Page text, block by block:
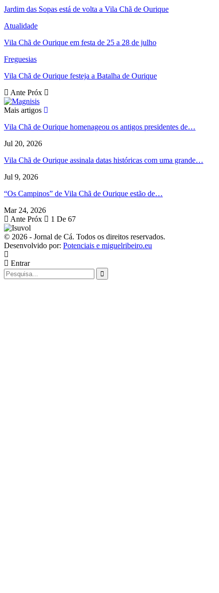
Jardim das Sopas está de volta a Vila Chã de Ourique
Atualidade
Vila Chã de Ourique em festa de 25 a 28 de julho
Freguesias
Vila Chã de Ourique festeja a Batalha de Ourique
Ante Próx
Mais artigos
Vila Chã de Ourique homenageou os antigos presidentes de…
Jul 20, 2026
Vila Chã de Ourique assinala datas históricas com uma grande…
Jul 9, 2026
“Os Campinos” de Vila Chã de Ourique estão de…
Mar 24, 2026
Ante Próx 1 De 67
© 2026 - Jornal de Cá. Todos os direitos reservados.
Desenvolvido por: Potenciais e miguelribeiro.eu
Entrar